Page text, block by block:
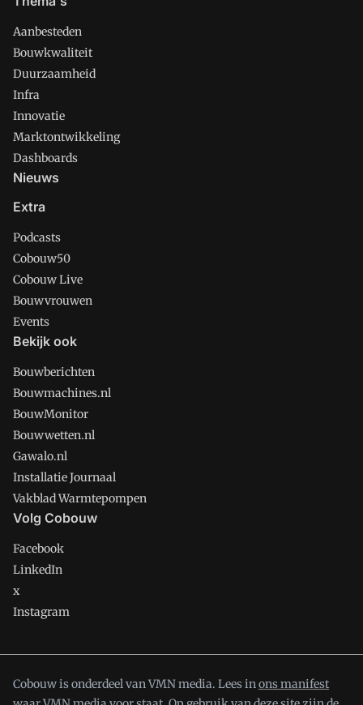
Aanbesteden
Bouwkwaliteit
Duurzaamheid
Infra
Innovatie
Marktontwikkeling
Dashboards
Nieuws
Extra
Podcasts
Cobouw50
Cobouw Live
Bouwvrouwen
Events
Bekijk ook
Bouwberichten
Bouwmachines.nl
BouwMonitor
Bouwwetten.nl
Gawalo.nl
Installatie Journaal
Vakblad Warmtepompen
Volg Cobouw
Facebook
LinkedIn
x
Instagram
Cobouw is onderdeel van VMN media. Lees inons manifest